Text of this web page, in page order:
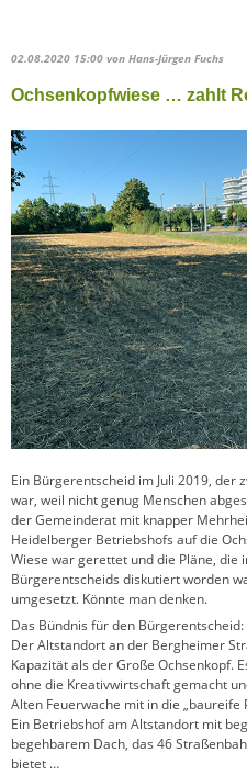
02.08.2020 15:00 von Hans-Jürgen Fuchs
Ochsenkopfwiese … zahlt
Ein Bürgerentscheid im Juli 2019, der
war, weil nicht genug Menschen
der Gemeinderat mit knapper
Heidelberger Betriebshofs auf die
Wiese war gerettet und die Pläne, die
Bürgerentscheids diskutiert worden
umgesetzt. Könnte man denken.
Das Bündnis für den
Der Altstandort an der Bergheimer
Kapazität als der Große Ochsenkopf.
ohne die Kreativwirtschaft gemacht
Alten Feuerwache mit in die „baureife
Ein Betriebshof am Altstandort mit
begehbarem Dach, das 46
bietet …